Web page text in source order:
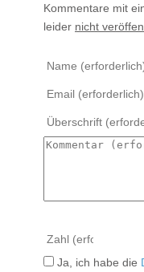
Kommentare mit
leider nicht
Ja, ich habe die